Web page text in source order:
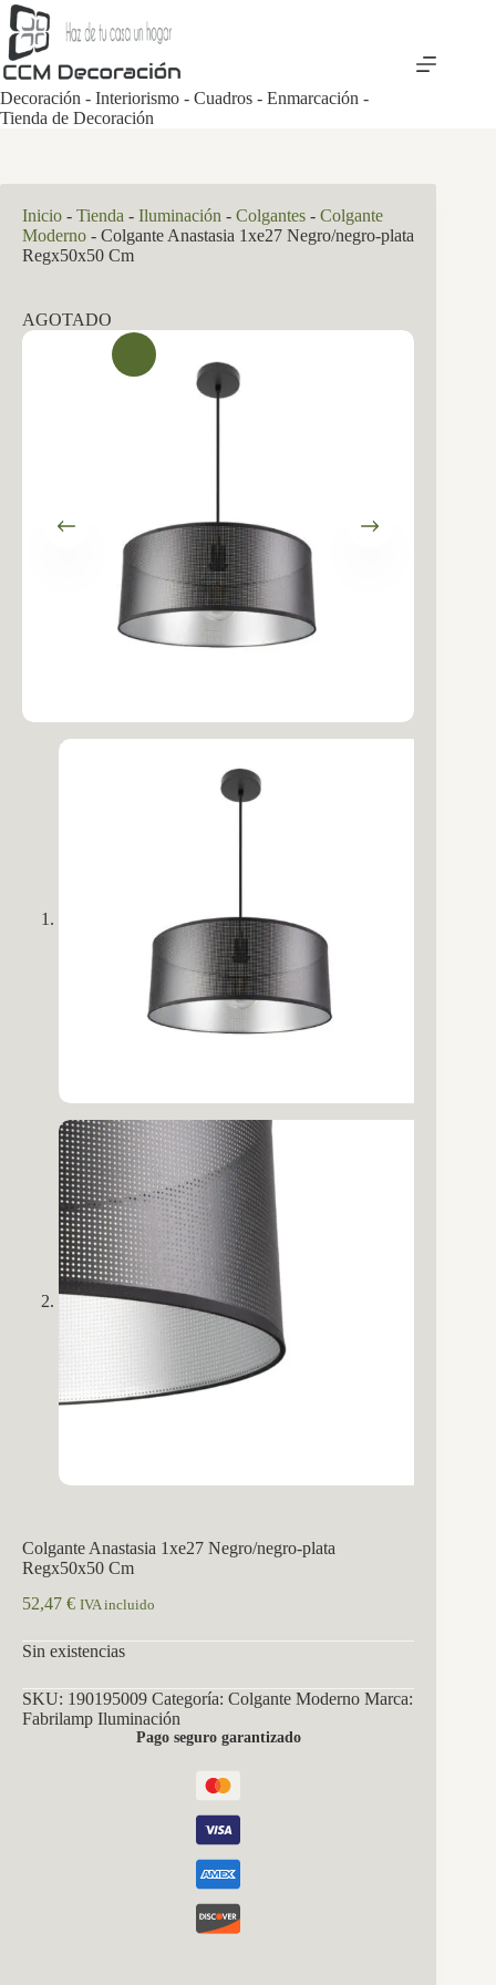
Saltar
al
contenido
Decoración - Interiorismo - Cuadros - Enmarcación -
Tienda de Decoración
Inicio - Tienda - Iluminación - Colgantes - Colgante
Moderno - Colgante Anastasia 1xe27 Negro/negro-plata
Regx50x50 Cm
AGOTADO
Colgante Anastasia 1xe27 Negro/negro-plata
Regx50x50 Cm
52,47 € IVA incluido
Sin existencias
SKU: 190195009 Categoría: Colgante Moderno Marca:
Fabrilamp Iluminación
Pago seguro garantizado